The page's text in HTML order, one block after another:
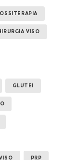
VISO
GLUTEI
PRP